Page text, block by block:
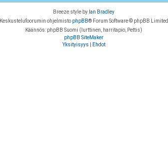
Breeze style by Ian Bradley
Keskustelufoorumin ohjelmisto phpBB® Forum Software © phpBB Limited
Käännös: phpBB Suomi (lurttinen, harritapio, Pettis)
phpBB SiteMaker
Yksityisyys
Ehdot